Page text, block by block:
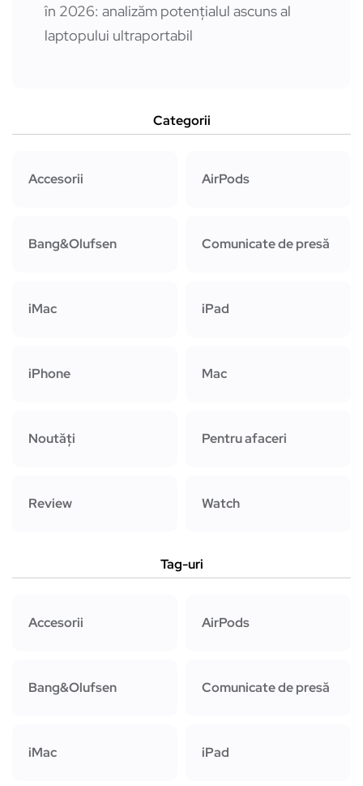
în 2026: analizăm potențialul ascuns al
laptopului ultraportabil
Categorii
Accesorii AirPods
Bang&Olufsen Comunicate de presă
iMac iPad
iPhone Mac
Noutăți Pentru afaceri
Review Watch
Tag-uri
Accesorii AirPods
Bang&Olufsen Comunicate de presă
iMac iPad